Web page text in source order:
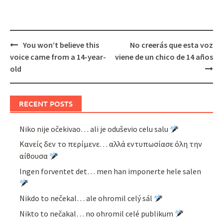
Post
navigation
You won’t believe this
voice came from a 14-year-
old
No creerás que esta voz
viene de un chico de 14 años
RECENT POSTS
Niko nije očekivao… ali je oduševio celu salu
Κανείς δεν το περίμενε… αλλά εντυπωσίασε όλη την
αίθουσα
Ingen forventet det… men han imponerte hele salen
Nikdo to nečekal… ale ohromil celý sál
Nikto to nečakal… no ohromil celé publikum